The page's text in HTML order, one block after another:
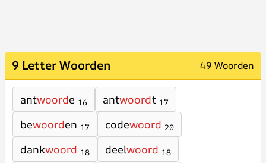
9 Letter Woorden 49 Woorden
antwoorde 16 antwoordt 17
bewoorden 17 codewoord 20
dankwoord 18 deelwoord 18